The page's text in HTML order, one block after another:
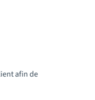
afin de